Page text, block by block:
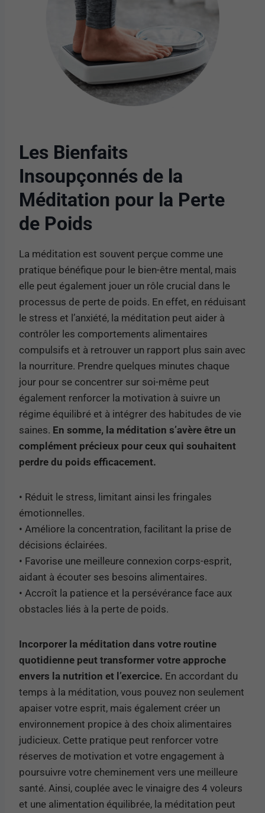
Les Bienfaits
Insoupçonnés de la
Méditation pour la Perte
de Poids
La méditation est souvent perçue comme une
pratique bénéfique pour le bien-être mental, mais
elle peut également jouer un rôle crucial dans le
processus de perte de poids. En effet, en réduisant
le stress et l’anxiété, la méditation peut aider à
contrôler les comportements alimentaires
compulsifs et à retrouver un rapport plus sain avec
la nourriture. Prendre quelques minutes chaque
jour pour se concentrer sur soi-même peut
également renforcer la motivation à suivre un
régime équilibré et à intégrer des habitudes de vie
saines. En somme, la méditation s’avère être un
complément précieux pour ceux qui souhaitent
perdre du poids efficacement.
• Réduit le stress, limitant ainsi les fringales
émotionnelles.
• Améliore la concentration, facilitant la prise de
décisions éclairées.
• Favorise une meilleure connexion corps-esprit,
aidant à écouter ses besoins alimentaires.
• Accroît la patience et la persévérance face aux
obstacles liés à la perte de poids.
Incorporer la méditation dans votre routine
quotidienne peut transformer votre approche
envers la nutrition et l’exercice. En accordant du
temps à la méditation, vous pouvez non seulement
apaiser votre esprit, mais également créer un
environnement propice à des choix alimentaires
judicieux. Cette pratique peut renforcer votre
réserves de motivation et votre engagement à
poursuivre votre cheminement vers une meilleure
santé. Ainsi, couplée avec le vinaigre des 4 voleurs
et une alimentation équilibrée, la méditation peut